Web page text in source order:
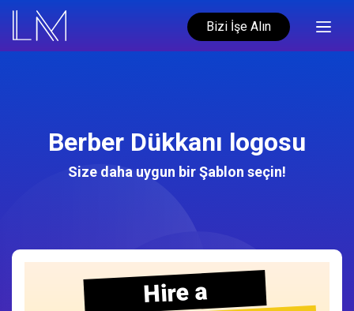
Bizi İşe Alın
Berber Dükkanı logosu
Size daha uygun bir Şablon seçin!
Hire a